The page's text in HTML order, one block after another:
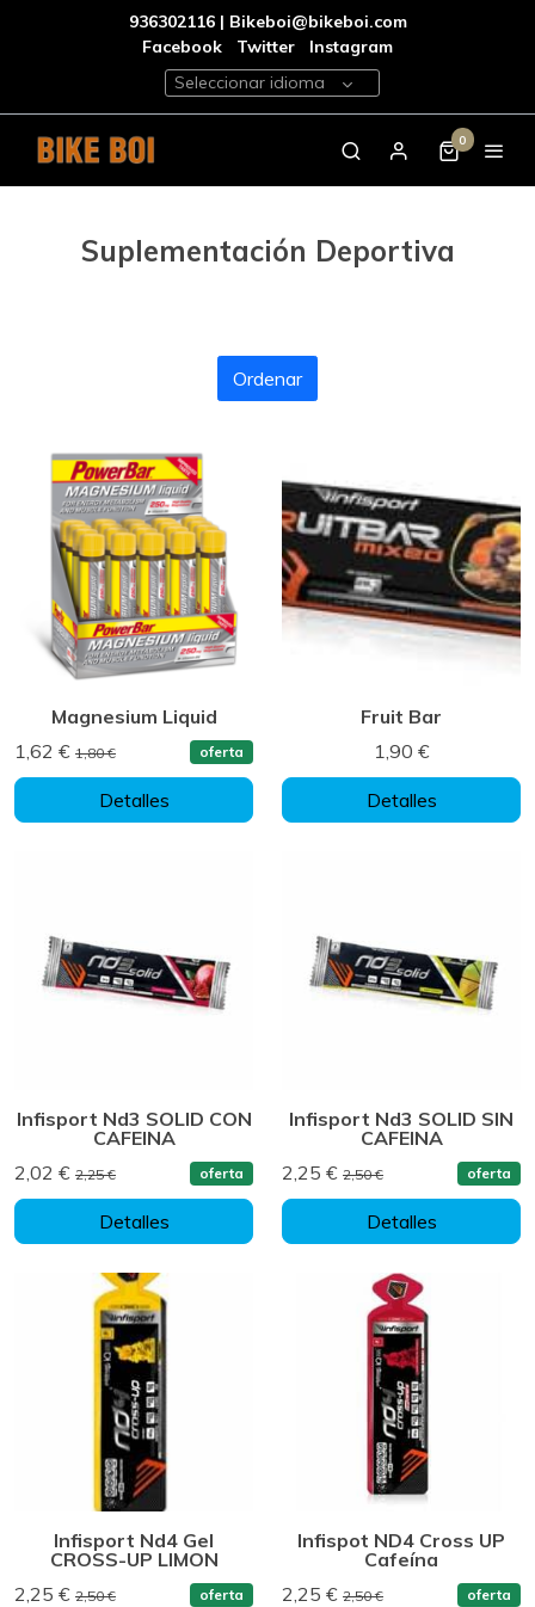
936302116 | Bikeboi@bikeboi.com
Facebook
Twitter
Instagram
Seleccionar idioma
0
Suplementación Deportiva
Ordenar
Magnesium Liquid
1,62 € 1,80 € oferta
Detalles
Fruit Bar
1,90 €
Detalles
Infisport Nd3 SOLID CON
CAFEINA
2,02 € 2,25 € oferta
Detalles
Infisport Nd3 SOLID SIN
CAFEINA
2,25 € 2,50 € oferta
Detalles
Infisport Nd4 Gel
CROSS-UP LIMON
2,25 € 2,50 € oferta
Infispot ND4 Cross UP
Cafeína
2,25 € 2,50 € oferta